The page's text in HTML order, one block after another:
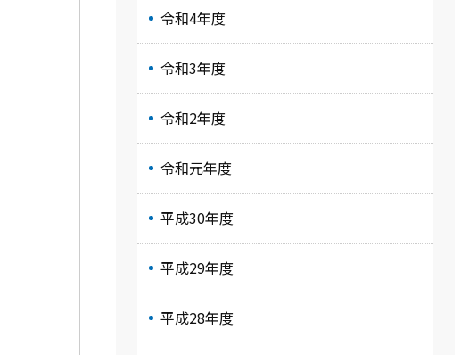
令和4年度
令和3年度
令和2年度
令和元年度
平成30年度
平成29年度
平成28年度